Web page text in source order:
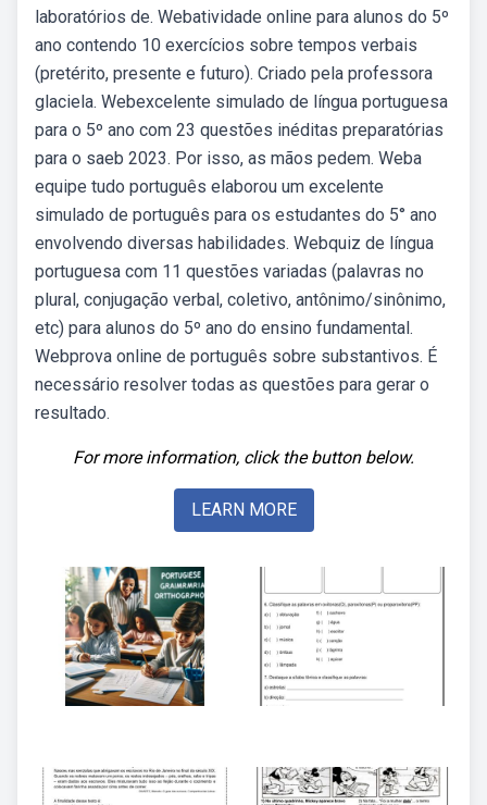
laboratórios de. Webatividade online para alunos do 5º
ano contendo 10 exercícios sobre tempos verbais
(pretérito, presente e futuro). Criado pela professora
glaciela. Webexcelente simulado de língua portuguesa
para o 5º ano com 23 questões inéditas preparatórias
para o saeb 2023. Por isso, as mãos pedem. Weba
equipe tudo português elaborou um excelente
simulado de português para os estudantes do 5° ano
envolvendo diversas habilidades. Webquiz de língua
portuguesa com 11 questões variadas (palavras no
plural, conjugação verbal, coletivo, antônimo/sinônimo,
etc) para alunos do 5º ano do ensino fundamental.
Webprova online de português sobre substantivos. É
necessário resolver todas as questões para gerar o
resultado.
For more information, click the button below.
LEARN MORE